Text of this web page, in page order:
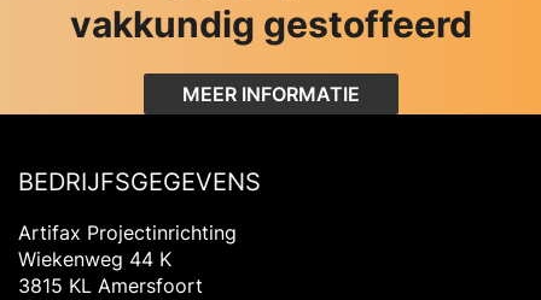
vakkundig gestoffeerd
MEER INFORMATIE
BEDRIJFSGEGEVENS
Artifax Projectinrichting
Wiekenweg 44 K
3815 KL Amersfoort